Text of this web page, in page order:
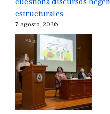
estructurales
7 agosto, 2026